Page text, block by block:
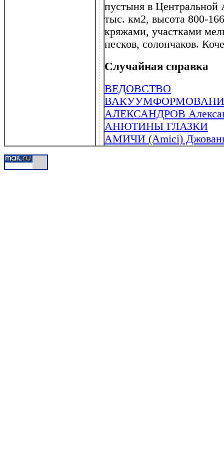
пустыня в Центральной
тыс. км2, высота 800-
кряжами, участками
песков, солончаков.
Случайная справка
ВЕДОВСТВО
АЛЕКСАНДРОВ
АНЮТИНЫ ГЛАЗКИ
АМИЧИ (Amici)